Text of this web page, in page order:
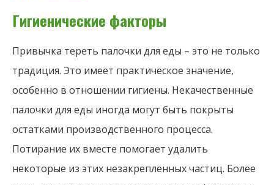
Гигиенические факторы
Привычка тереть палочки для еды – это не только
традиция. Это имеет практическое значение,
особенно в отношении гигиены. Некачественные
палочки для еды иногда могут быть покрыты
остатками производственного процесса.
Потирание их вместе помогает удалить
некоторые из этих незакрепленных частиц. Более